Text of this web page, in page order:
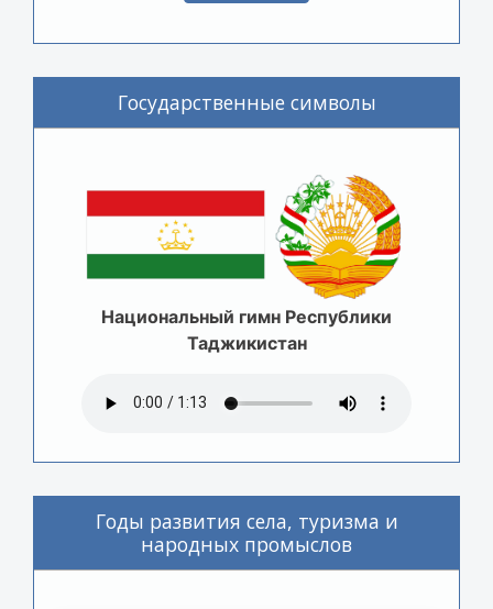
Государственные символы
Национальный гимн Республики
Таджикистан
Годы развития села, туризма и
народных промыслов